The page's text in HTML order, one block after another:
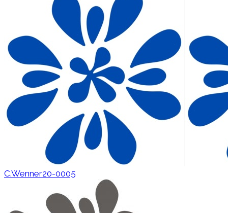
C.Wenner20-0005